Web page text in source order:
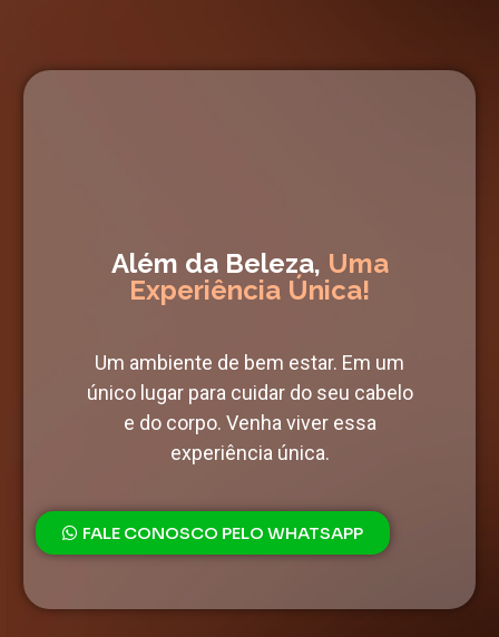
Além da Beleza, Uma
Experiência Única!
Um ambiente de bem estar. Em um
único lugar para cuidar do seu cabelo
e do corpo. Venha viver essa
experiência única.
FALE CONOSCO PELO WHATSAPP